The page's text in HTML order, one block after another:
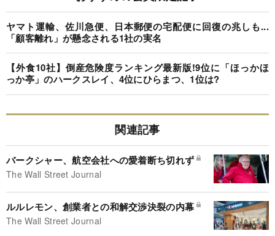
ヤマト運輸、佐川急便、日本郵便の宅配便に回復の兆しも...
「顧客離れ」が懸念される1社の実名
【外食10社】倒産危険度ランキング最新版!9位に「ほっかほ
っか亭」のハークスレイ、4位にひらまつ、1位は?
関連記事
バークシャー、航空会社への愛着断ち切れず
The Wall Street Journal
ルルレモン、創業者との和解交渉決裂の内幕
The Wall Street Journal